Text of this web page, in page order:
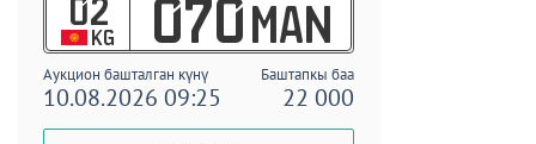
02
KG 070 MAN
Аукцион башталган күнү Баштапкы баа
10.08.2026 09:25 22 000